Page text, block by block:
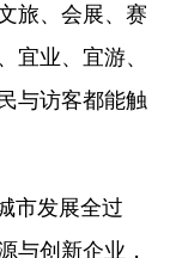
旅、会展、赛
宜业、宜游、
与访客都能触
市发展全过
与创新企业，